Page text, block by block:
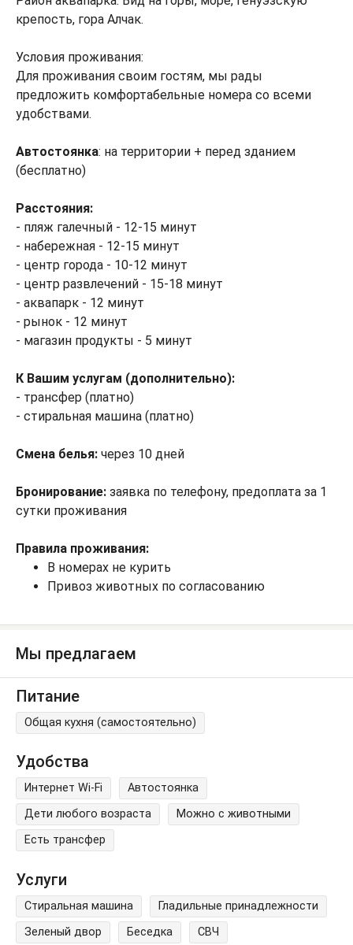
крепость, гора Алчак.
Условия проживания:
Для проживания своим гостям, мы рады
предложить комфортабельные номера со всеми
удобствами.
Автостоянка: на территории + перед зданием
(бесплатно)
Расстояния:
- пляж галечный - 12-15 минут
- набережная - 12-15 минут
- центр города - 10-12 минут
- центр развлечений - 15-18 минут
- аквапарк - 12 минут
- рынок - 12 минут
- магазин продукты - 5 минут
К Вашим услугам (дополнительно):
- трансфер (платно)
- стиральная машина (платно)
Смена белья: через 10 дней
Бронирование: заявка по телефону, предоплата за 1
сутки проживания
Правила проживания:
В номерах не курить
Привоз животных по согласованию
Мы предлагаем
Питание
Общая кухня (самостоятельно)
Удобства
Интернет Wi-Fi
Автостоянка
Дети любого возраста
Можно с животными
Есть трансфер
Услуги
Стиральная машина
Гладильные принадлежности
Зеленый двор
Беседка
СВЧ